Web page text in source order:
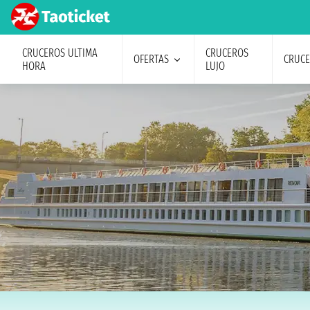
CRUCEROS ULTIMA
HORA
OFERTAS
CRUCEROS
LUJO